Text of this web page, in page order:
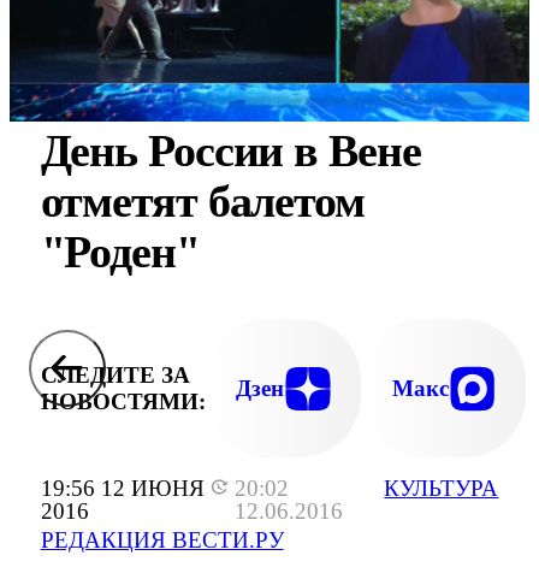
19:56 12 ИЮНЯ
2016
20:02
12.06.2016
РЕДАКЦИЯ ВЕСТИ.РУ
КУЛЬТУРА
День России в Вене
отметят балетом
"Роден"
СЛЕДИТЕ ЗА
НОВОСТЯМИ:
Дзен Макс